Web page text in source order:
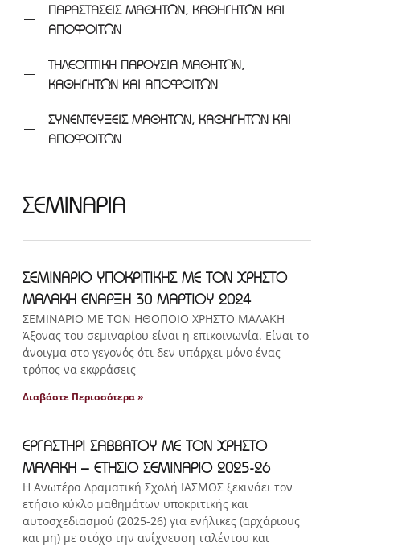
ΠΑΡΑΣΤΑΣΕΙΣ ΜΑΘΗΤΩΝ, ΚΑΘΗΓΗΤΩΝ ΚΑΙ
ΑΠΟΦΟΙΤΩΝ
ΤΗΛΕΟΠΤΙΚΗ ΠΑΡΟΥΣΙΑ ΜΑΘΗΤΩΝ,
ΚΑΘΗΓΗΤΩΝ ΚΑΙ ΑΠΟΦΟΙΤΩΝ
ΣΥΝΕΝΤΕΥΞΕΙΣ ΜΑΘΗΤΩΝ, ΚΑΘΗΓΗΤΩΝ ΚΑΙ
ΑΠΟΦΟΙΤΩΝ
ΣΕΜΙΝΑΡΙΑ
ΣΕΜΙΝΑΡΙΟ ΥΠΟΚΡΙΤΙΚΗΣ ΜΕ ΤΟΝ ΧΡΗΣΤΟ
ΜΑΛΑΚΗ ΕΝΑΡΞΗ 30 ΜΑΡΤΙΟΥ 2024
ΣΕΜΙΝΑΡΙΟ ΜΕ ΤΟΝ ΗΘΟΠΟΙΟ ΧΡΗΣΤΟ ΜΑΛΑΚΗ
Άξονας του σεμιναρίου είναι η επικοινωνία. Είναι το
άνοιγμα στο γεγονός ότι δεν υπάρχει μόνο ένας
τρόπος να εκφράσεις
Διαβάστε Περισσότερα »
ΕΡΓΑΣΤΗΡΙ ΣΑΒΒΑΤΟΥ ΜΕ ΤΟΝ ΧΡΗΣΤΟ
ΜΑΛΑΚΗ – ΕΤΗΣΙΟ ΣΕΜΙΝΑΡΙΟ 2025-26
Η Ανωτέρα Δραματική Σχολή ΙΑΣΜΟΣ ξεκινάει τον
ετήσιο κύκλο μαθημάτων υποκριτικής και
αυτοσχεδιασμού (2025-26) για ενήλικες (αρχάριους
και μη) με στόχο την ανίχνευση ταλέντου και